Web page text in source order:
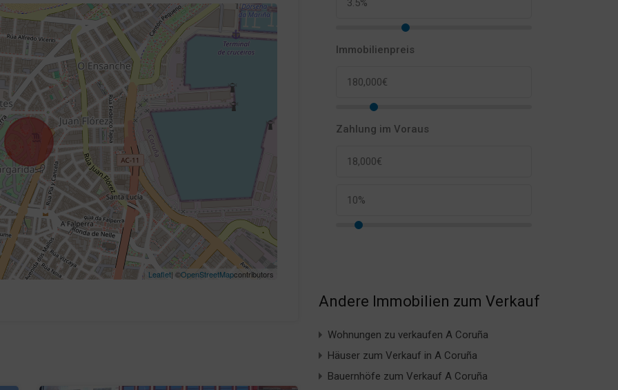
Leaflet| ©OpenStreetMapcontributors
Immobilienpreis
Zahlung im Voraus
Andere Immobilien zum Verkauf
Wohnungen zu verkaufen A Coruña
Häuser zum Verkauf in A Coruña
Bauernhöfe zum Verkauf A Coruña